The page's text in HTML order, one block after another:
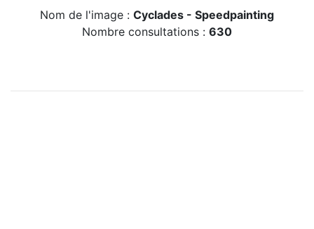
Nom de l'image : Cyclades - Speedpainting
Nombre consultations : 630